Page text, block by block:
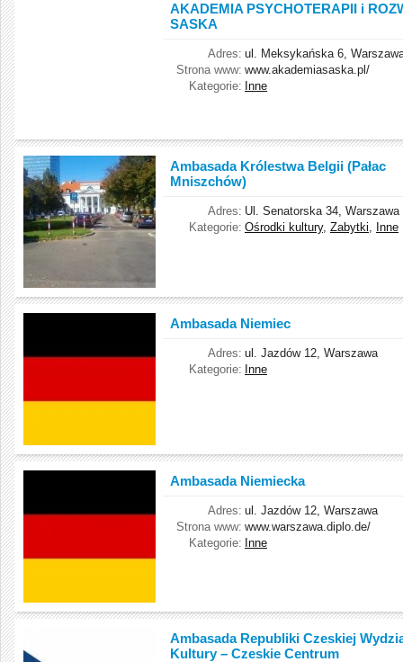
AKADEMIA PSYCHOTERAPII i
SASKA
Adres: ul. Meksykańska 6,
Strona www: www.akademiasaska.pl/
Kategorie: Inne
Ambasada Królestwa Belgii (Pałac
Mniszchów)
Adres: Ul. Senatorska 34, Warszawa
Kategorie: Ośrodki kultury, Zabytki, Inne
Ambasada Niemiec
Adres: ul. Jazdów 12, Warszawa
Kategorie: Inne
Ambasada Niemiecka
Adres: ul. Jazdów 12, Warszawa
Strona www: www.warszawa.diplo.de/
Kategorie: Inne
Ambasada Republiki Czeskiej
Kultury – Czeskie Centrum